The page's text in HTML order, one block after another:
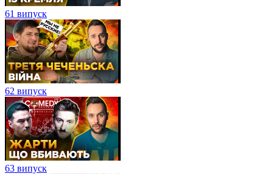
61 випуск
62 випуск
63 випуск